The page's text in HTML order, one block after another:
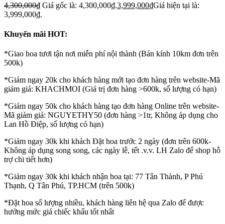
4,300,000₫ Giá gốc là: 4,300,000₫.3,999,000₫Giá hiện tại là:
3,999,000₫.
Khuyến mãi HOT:
*Giao hoa tươi tận nơi miễn phí nội thành (Bán kính 10km đơn trên
500k)
*Giảm ngay 20k cho khách hàng mới tạo đơn hàng trên website-Mã
giảm giá: KHACHMOI (Giá trị đơn hàng >600k, số lượng có hạn)
*Giảm ngay 50k cho khách hàng tạo đơn hàng Online trên website-
Mã giảm giá: NGUYETHY50 (đơn hàng >1tr, Không áp dụng cho
Lan Hồ Điệp, số lượng có hạn)
*Giảm ngay 30k khi khách Đặt hoa trước 2 ngày (đơn trên 600k-
Không áp dụng song song, các ngày lễ, tết .v.v. LH Zalo để shop hỗ
trợ chi tiết hơn)
*Giảm ngay 30k khi khách nhận hoa tại: 77 Tân Thành, P Phú
Thạnh, Q Tân Phú, TP.HCM (trên 500k)
*Đặt hoa số lượng nhiều, khách hàng liên hệ qua Zalo để được
hưởng mức giá chiếc khấu tốt nhất